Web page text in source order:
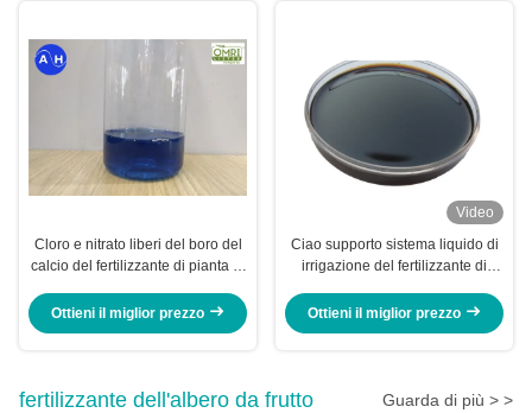
Cloro e nitrato liberi del boro del
calcio del fertilizzante di pianta di
Ottieni il miglior prezzo
Video
Ciao supporto sistema liquido di
irrigazione del fertilizzante di
Ottieni il miglior prezzo
fertilizzante dell'albero da frutto Guarda di più > >